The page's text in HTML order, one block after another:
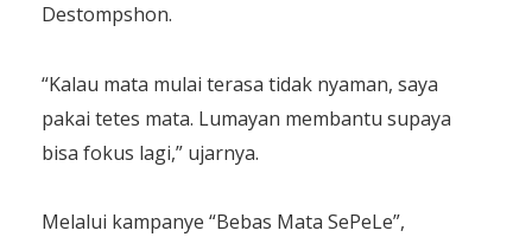
Destompshon.
“Kalau mata mulai terasa tidak nyaman, saya
pakai tetes mata. Lumayan membantu supaya
bisa fokus lagi,” ujarnya.
Melalui kampanye “Bebas Mata SePeLe”,